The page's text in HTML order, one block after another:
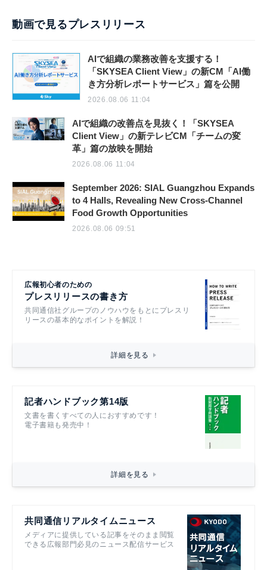
動画で見るプレスリリース
AIで組織の業務改善を支援する！
「SKYSEA Client View」の新CM「AI働
き方分析レポートサービス」篇を公開
2026.08.06 11:04
AIで組織の改善点を見抜く！「SKYSEA
Client View」の新テレビCM「チームの変
革」篇の放映を開始
2026.08.06 11:04
September 2026: SIAL Guangzhou Expands
to 4 Halls, Revealing New Cross-Channel
Food Growth Opportunities
2026.08.06 09:51
広報初心者のための
プレスリリースの書き方
共同通信社グループのノウハウをもとにプレスリ
リースの基本的なポイントを解説！
詳細を見る
記者ハンドブック第14版
文書を書くすべての人におすすめです！
電子書籍も発売中！
詳細を見る
共同通信リアルタイムニュース
メディアに提供している記事をそのまま閲覧
できる広報部門必見のニュース配信サービス